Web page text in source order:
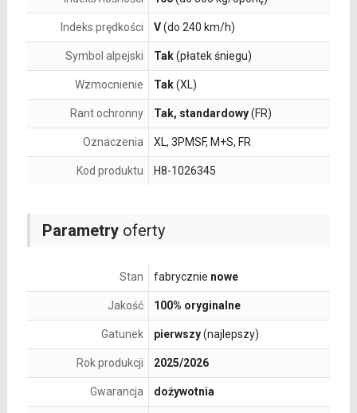
Parametryoferty
Stan fabrycznie nowe
Jakość 100% oryginalne
Gatunek pierwszy(najlepszy)
Rok produkcji 2025/2026
Gwarancja dożywotnia
Indeks prędkości V(do 240 km/h)
Symbol alpejski Tak(płatek śniegu)
Wzmocnienie Tak(XL)
Rant ochronny Tak, standardowy(FR)
Oznaczenia XL, 3PMSF, M+S, FR
Kod produktu H8-1026345